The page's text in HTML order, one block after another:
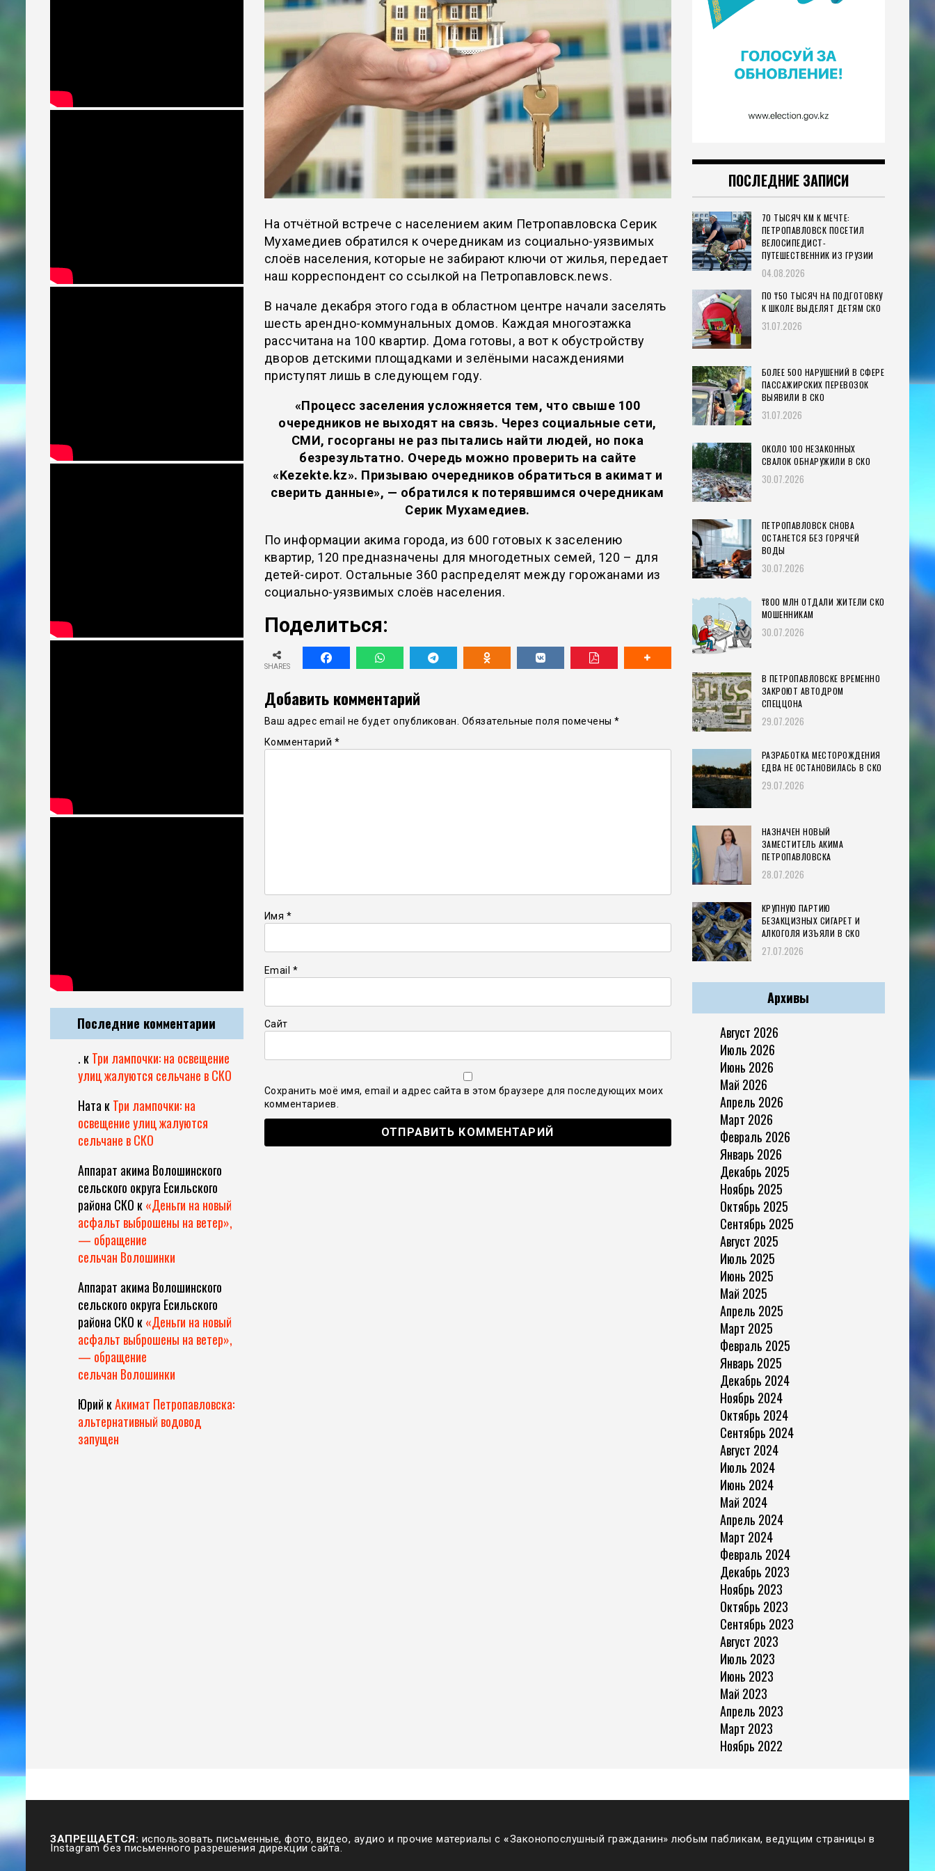
На отчётной встрече с населением аким Петропавловска Серик
Мухамедиев обратился к очередникам из социально-уязвимых
слоёв населения, которые не забирают ключи от жилья, передает
наш корреспондент со ссылкой на Петропавловск.news.
В начале декабря этого года в областном центре начали заселять
шесть арендно-коммунальных домов. Каждая многоэтажка
рассчитана на 100 квартир. Дома готовы, а вот к обустройству
дворов детскими площадками и зелёными насаждениями
приступят лишь в следующем году.
«Процесс заселения усложняется тем, что свыше 100
очередников не выходят на связь. Через социальные сети,
СМИ, госорганы не раз пытались найти людей, но пока
безрезультатно. Очередь можно проверить на сайте
«Kezekte.kz». Призываю очередников обратиться в акимат и
сверить данные», — обратился к потерявшимся очередникам
Серик Мухамедиев.
По информации акима города, из 600 готовых к заселению
квартир, 120 предназначены для многодетных семей, 120 – для
детей-сирот. Остальные 360 распределят между горожанами из
социально-уязвимых слоёв населения.
Поделиться:
SHARES
Добавить комментарий
Ваш адрес email не будет опубликован. Обязательные поля помечены *
Комментарий *
Имя *
Email *
Сайт
Сохранить моё имя, email и адрес сайта в этом браузере для последующих моих
комментариев.
Последние комментарии
. кТри лампочки: на освещение
улиц жалуются сельчане в СКО
Ната кТри лампочки: на
освещение улиц жалуются
сельчане в СКО
Аппарат акима Волошинского
сельского округа Есильского
района СКО к«Деньги на новый
асфальт выброшены на ветер»,
— обращение
сельчан Волошинки
Аппарат акима Волошинского
сельского округа Есильского
района СКО к«Деньги на новый
асфальт выброшены на ветер»,
— обращение
сельчан Волошинки
Юрий кАкимат Петропавловска:
альтернативный водовод
запущен
ПОСЛЕДНИЕ ЗАПИСИ
70 ТЫСЯЧ КМ К МЕЧТЕ:
ПЕТРОПАВЛОВСК ПОСЕТИЛ
ВЕЛОСИПЕДИСТ-
ПУТЕШЕСТВЕННИК ИЗ ГРУЗИИ
04.08.2026
ПО ₸50 ТЫСЯЧ НА ПОДГОТОВКУ
К ШКОЛЕ ВЫДЕЛЯТ ДЕТЯМ СКО
31.07.2026
БОЛЕЕ 500 НАРУШЕНИЙ В СФЕРЕ
ПАССАЖИРСКИХ ПЕРЕВОЗОК
ВЫЯВИЛИ В СКО
31.07.2026
ОКОЛО 100 НЕЗАКОННЫХ
СВАЛОК ОБНАРУЖИЛИ В СКО
30.07.2026
ПЕТРОПАВЛОВСК СНОВА
ОСТАНЕТСЯ БЕЗ ГОРЯЧЕЙ
ВОДЫ
30.07.2026
₸800 МЛН ОТДАЛИ ЖИТЕЛИ СКО
МОШЕННИКАМ
30.07.2026
В ПЕТРОПАВЛОВСКЕ ВРЕМЕННО
ЗАКРОЮТ АВТОДРОМ
СПЕЦЦОНА
29.07.2026
РАЗРАБОТКА МЕСТОРОЖДЕНИЯ
ЕДВА НЕ ОСТАНОВИЛАСЬ В СКО
29.07.2026
НАЗНАЧЕН НОВЫЙ
ЗАМЕСТИТЕЛЬ АКИМА
ПЕТРОПАВЛОВСКА
28.07.2026
КРУПНУЮ ПАРТИЮ
БЕЗАКЦИЗНЫХ СИГАРЕТ И
АЛКОГОЛЯ ИЗЪЯЛИ В СКО
27.07.2026
Архивы
Август 2026
Июль 2026
Июнь 2026
Май 2026
Апрель 2026
Март 2026
Февраль 2026
Январь 2026
Декабрь 2025
Ноябрь 2025
Октябрь 2025
Сентябрь 2025
Август 2025
Июль 2025
Июнь 2025
Май 2025
Апрель 2025
Март 2025
Февраль 2025
Январь 2025
Декабрь 2024
Ноябрь 2024
Октябрь 2024
Сентябрь 2024
Август 2024
Июль 2024
Июнь 2024
Май 2024
Апрель 2024
Март 2024
Февраль 2024
Декабрь 2023
Ноябрь 2023
Октябрь 2023
Сентябрь 2023
Август 2023
Июль 2023
Июнь 2023
Май 2023
Апрель 2023
Март 2023
Ноябрь 2022
ЗАПРЕЩАЕТСЯ: использовать письменные, фото, видео, аудио и прочие материалы с «Законопослушный гражданин» любым пабликам, ведущим страницы в
Instagram без письменного разрешения дирекции сайта.